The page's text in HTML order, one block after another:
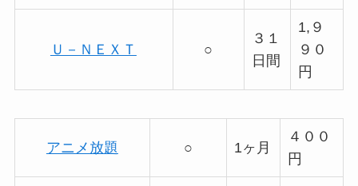
Ｕ－ＮＥＸＴ ○
３１
日間
1,９
９０
円
アニメ放題 ○ 1ヶ月
４００
円